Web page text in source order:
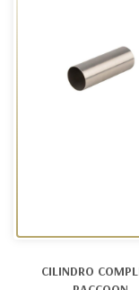
CILINDRO